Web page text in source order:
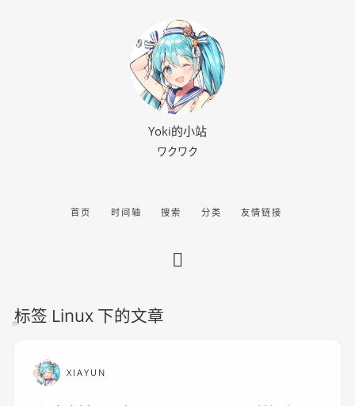
Yoki的小站
ワクワク
首页 时间轴 搜索 分类 友情链接
标签 Linux 下的文章
XIAYUN